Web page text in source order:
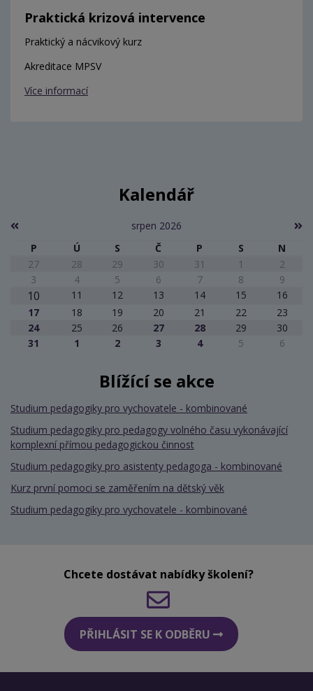
Praktická krizová intervence
Praktický a nácvikový kurz
Akreditace MPSV
Více informací
Kalendář
srpen 2026
P
Ú S Č P S
N
27
28 29 30 31 1
2
3
4 5 6 7 8 9
10 11 12 13 14 15
16
17
18 19 20 21 22
23
24
25 26 27 28 29
30
31
1 2 3 4 5 6
Blížící se akce
Studium pedagogiky pro vychovatele - kombinované
Studium pedagogiky pro pedagogy volného času vykonávající
komplexní přímou pedagogickou činnost
Studium pedagogiky pro asistenty pedagoga - kombinované
Kurz první pomoci se zaměřením na dětský věk
Studium pedagogiky pro vychovatele - kombinované
Chcete dostávat nabídky školení?
PŘIHLÁSIT SE K ODBĚRU